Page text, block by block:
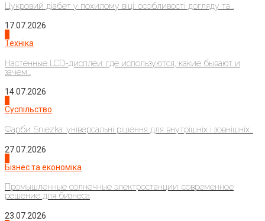
Цукровий діабет у похилому віці: особливості догляду та...
17.07.2026
Техніка
Настенные LCD-дисплеи: где используются, какие бывают и
зачем...
14.07.2026
Суспільство
Фарби Sniezka: універсальні рішення для внутрішніх і зовнішніх...
27.07.2026
Бізнес та економіка
Промышленные солнечные электростанции: современное
решение для бизнеса
23.07.2026